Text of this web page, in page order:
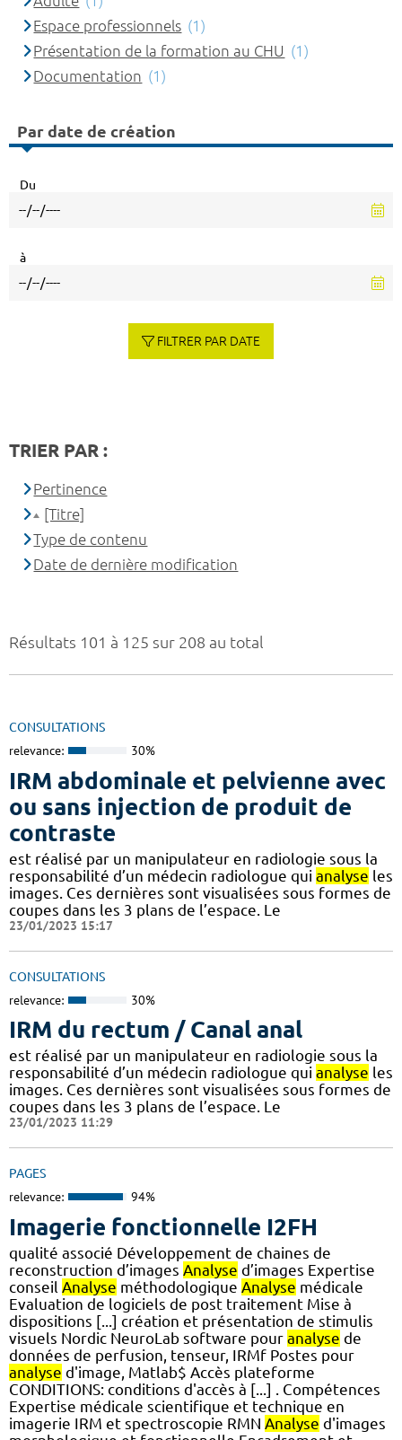
Résultats 101 à 125 sur 208 au total
CONSULTATIONS
relevance: 30%
IRM abdominale et pelvienne avec
ou sans injection de produit de
contraste
est réalisé par un manipulateur en radiologie sous la
responsabilité d’un médecin radiologue qui analyse les
images. Ces dernières sont visualisées sous formes de
coupes dans les 3 plans de l’espace. Le
23/01/2023 15:17
CONSULTATIONS
relevance: 30%
IRM du rectum / Canal anal
est réalisé par un manipulateur en radiologie sous la
responsabilité d’un médecin radiologue qui analyse les
images. Ces dernières sont visualisées sous formes de
coupes dans les 3 plans de l’espace. Le
23/01/2023 11:29
PAGES
relevance: 94%
Imagerie fonctionnelle I2FH
qualité associé Développement de chaines de
reconstruction d’images Analyse d’images Expertise
conseil Analyse méthodologique Analyse médicale
Evaluation de logiciels de post traitement Mise à
dispositions [...] création et présentation de stimulis
visuels Nordic NeuroLab software pour analyse de
données de perfusion, tenseur, IRMf Postes pour
analyse d'image, Matlab$ Accès plateforme
CONDITIONS: conditions d'accès à [...] . Compétences
Expertise médicale scientifique et technique en
imagerie IRM et spectroscopie RMN Analyse d'images
Espace professionnels (1)
Présentation de la formation au CHU (1)
Documentation (1)
Par date de création
Du
à
FILTRER PAR DATE
TRIER PAR :
Pertinence
[Titre]
Type de contenu
Date de dernière modification